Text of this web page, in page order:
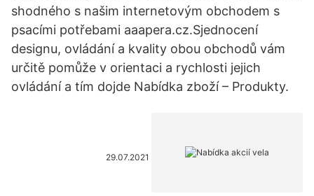
shodného s našim internetovým obchodem s
psacími potřebami aaapera.cz.Sjednocení
designu, ovládání a kvality obou obchodů vám
určitě pomůže v orientaci a rychlosti jejich
ovládání a tím dojde Nabídka zboží – Produkty.
29.07.2021